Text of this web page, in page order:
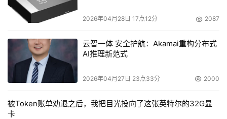
2026年04月28日 17点12分 2087
云智一体 安全护航：Akamai重构分布式
AI推理新范式
2026年04月27日 23点33分 2000
被Token账单劝退之后，我把目光投向了这张英特尔的32G显
卡